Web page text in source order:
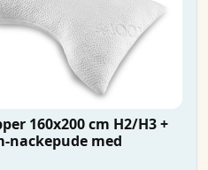
160x200 cm H2/H3 +
nackepude med